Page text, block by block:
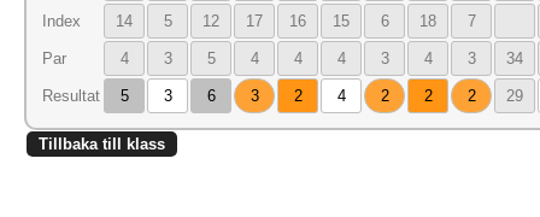
Index 14 5 12 17 16 15 6 18 7
Par 4 3 5 4 4 4 3 4 3 34
Resultat 5 3 6 3 2 4 2 2 2 29
Tillbaka till klass